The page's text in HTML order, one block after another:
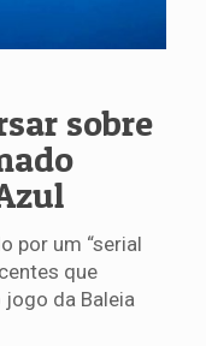
sobre
por um “serial
que
da Baleia